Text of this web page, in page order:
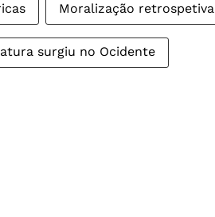
Moralização retrospetiva
surgiu no Ocidente